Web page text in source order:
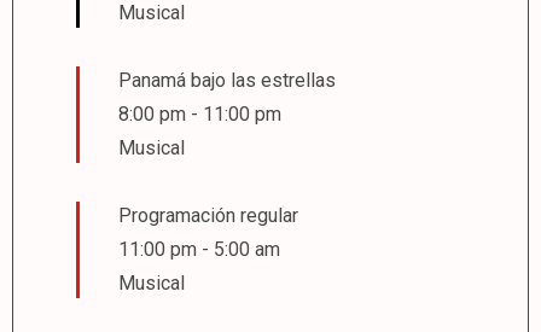
Musical
Panamá bajo las estrellas
8:00 pm - 11:00 pm
Musical
Programación regular
11:00 pm - 5:00 am
Musical